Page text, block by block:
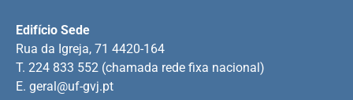
Edifício Sede
Rua da Igreja, 71 4420-164
T. 224 833 552 (chamada rede fixa nacional)
E. geral@uf-gvj.pt